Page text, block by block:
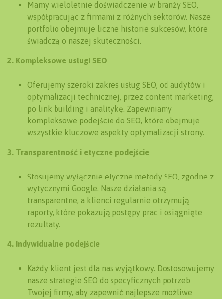
Mamy wieloletnie doświadczenie w branży SEO,
współpracując z firmami z różnych sektorów. Nasze
portfolio obejmuje liczne historie sukcesów, które
świadczą o naszej skuteczności.
2. Kompleksowe usługi SEO
Oferujemy szeroki zakres usług SEO, od audytów i
optymalizacji technicznej, przez content marketing,
po link building i analitykę. Zapewniamy
kompleksowe podejście do SEO, które obejmuje
wszystkie kluczowe aspekty optymalizacji strony.
3. Transparentność i etyczne podejście
Stosujemy wyłącznie etyczne metody SEO, zgodne z
wytycznymi Google. Nasze działania są
transparentne, a klienci regularnie otrzymują
raporty, które pokazują postępy prac i osiągnięte
rezultaty.
4. Indywidualne podejście
Każdy klient jest dla nas wyjątkowy. Dostosowujemy
nasze strategie SEO do specyficznych potrzeb
Twojej firmy, aby zapewnić najlepsze możliwe